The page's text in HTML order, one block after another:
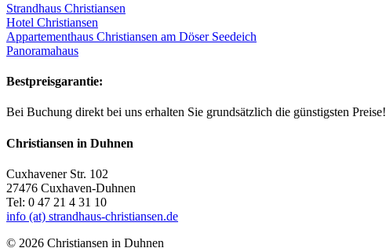
Strandhaus Christiansen
Hotel Christiansen
Appartementhaus Christiansen am Döser Seedeich
Panoramahaus
Bestpreisgarantie:
Bei Buchung direkt bei uns erhalten Sie grundsätzlich die günstigsten Preise!
Christiansen in Duhnen
Cuxhavener Str. 102
27476 Cuxhaven-Duhnen
Tel: 0 47 21 4 31 10
info (at) strandhaus-christiansen.de
© 2026 Christiansen in Duhnen